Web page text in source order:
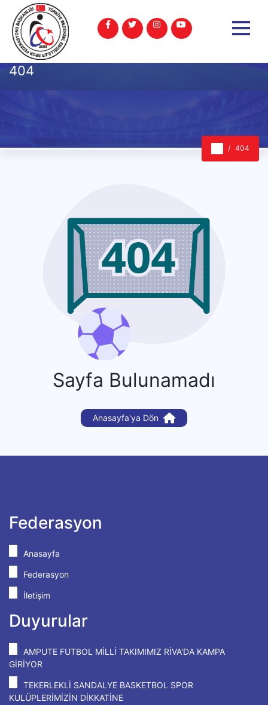
404
404
Sayfa Bulunamadı
Anasayfa'ya Dön
Federasyon
Anasayfa
Federasyon
İletişim
Duyurular
AMPUTE FUTBOL MİLLİ TAKIMIMIZ RİVA'DA KAMPA
GİRİYOR
TEKERLEKLİ SANDALYE BASKETBOL SPOR
KULÜPLERİMİZİN DİKKATİNE